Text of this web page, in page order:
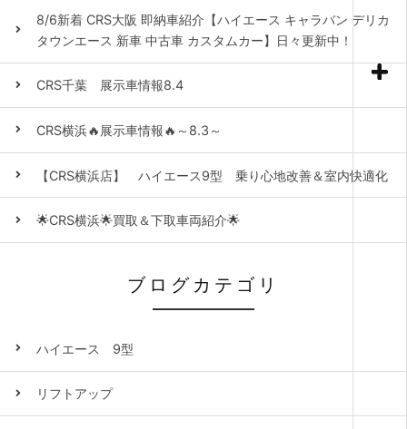
8/6新着 CRS大阪 即納車紹介【ハイエース キャラバン デリカ
タウンエース 新車 中古車 カスタムカー】日々更新中！
CRS千葉 展示車情報8.4
CRS横浜🔥展示車情報🔥～8.3～
【CRS横浜店】 ハイエース9型 乗り心地改善＆室内快適化
🌟CRS横浜🌟買取＆下取車両紹介🌟
ブログカテゴリ
ハイエース 9型
リフトアップ